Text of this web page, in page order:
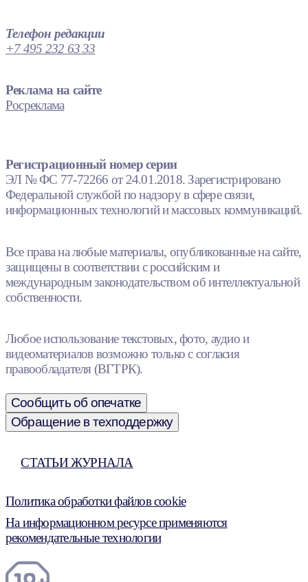
Телефон редакции
+7 495 232 63 33
Реклама на сайте
Росреклама
Регистрационный номер серии
ЭЛ № ФС 77-72266 от 24.01.2018. Зарегистрировано
Федеральной службой по надзору в сфере связи,
информационных технологий и массовых коммуникаций.
Все права на любые материалы, опубликованные на сайте,
защищены в соответствии с российским и
международным законодательством об интеллектуальной
собственности.
Любое использование текстовых, фото, аудио и
видеоматериалов возможно только с согласия
правообладателя (ВГТРК).
Сообщить об опечатке
Обращение в техподдержку
СТАТЬИ ЖУРНАЛА
Политика обработки файлов cookie
На информационном ресурсе применяются
рекомендательные технологии